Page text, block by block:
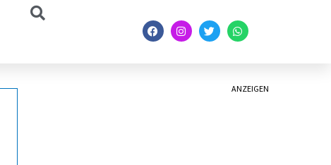
ANZEIGEN